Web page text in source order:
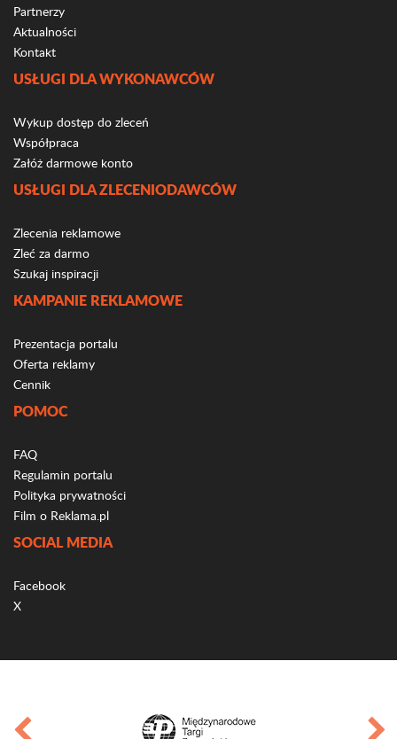
Partnerzy
Aktualności
Kontakt
USŁUGI DLA WYKONAWCÓW
Wykup dostęp do zleceń
Współpraca
Załóż darmowe konto
USŁUGI DLA ZLECENIODAWCÓW
Zlecenia reklamowe
Zleć za darmo
Szukaj inspiracji
KAMPANIE REKLAMOWE
Prezentacja portalu
Oferta reklamy
Cennik
POMOC
FAQ
Regulamin portalu
Polityka prywatności
Film o Reklama.pl
SOCIAL MEDIA
Facebook
X